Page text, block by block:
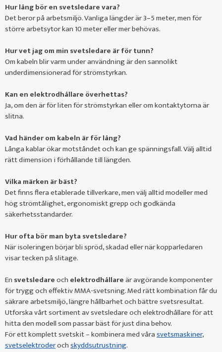
Hur lång bör en svetsledare vara?
Det beror på arbetsmiljö. Vanliga längder är 3–5 meter, men för
större arbetsytor kan 10 meter eller mer behövas.
Hur vet jag om min svetsledare är för tunn?
Om kabeln blir varm under användning är den sannolikt
underdimensionerad för strömstyrkan.
Kan en elektrodhållare överhettas?
Ja, om den är för liten för strömstyrkan eller om kontaktytorna är
slitna.
Vad händer om kabeln är för lång?
Långa kablar ökar motståndet och kan ge spänningsfall. Välj alltid
rätt dimension i förhållande till längden.
Vilka märken är bäst?
Det finns flera etablerade tillverkare, men välj alltid modeller med
hög strömtålighet, ergonomiskt grepp och godkända
säkerhetsstandarder.
Hur ofta bör man byta svetsledare?
När isoleringen börjar bli spröd, skadad eller när kopparledaren
visar tecken på slitage.
En svetsledareoch elektrodhållareär avgörande komponenter
för trygg och effektiv MMA-svetsning. Med rätt kombination får du
säkrare arbetsmiljö, längre hållbarhet och bättre svetsresultat.
Utforska vårt sortiment av svetsledare och elektrodhållare för att
hitta den modell som passar bäst för just dina behov.
För ett komplett svetskit – kombinera med vårasvetsmaskiner,
svetselektroderochskyddsutrustning.